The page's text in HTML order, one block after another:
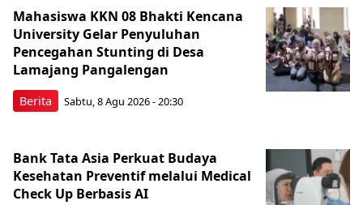
Berita
Mahasiswa KKN 08 Bhakti Kencana
University Gelar Penyuluhan
Pencegahan Stunting di Desa
Lamajang Pangalengan
Sabtu, 8 Agu 2026 - 20:30
Bank Tata Asia Perkuat Budaya
Kesehatan Preventif melalui Medical
Check Up Berbasis AI